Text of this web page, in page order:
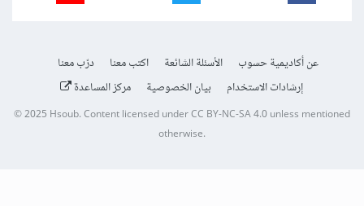
عن أكاديمية حسوب الأسئلة الشائعة اكتب معنا
درّب معنا
إرشادات الاستخدام
بيان الخصوصية مركز المساعدة
© 2025Hsoub.Content licensed underCC BY-NC-SA 4.0unless mentioned
otherwise.